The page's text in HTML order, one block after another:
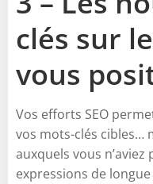
clés sur
vous
Vos efforts SEO
vos mots-clés cibles…
auxquels vous
expressions de